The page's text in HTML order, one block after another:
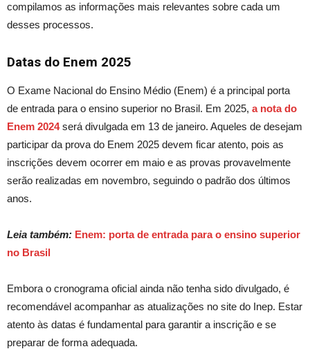
compilamos as informações mais relevantes sobre cada um
desses processos.
Datas do Enem 2025
O Exame Nacional do Ensino Médio (Enem) é a principal porta
de entrada para o ensino superior no Brasil. Em 2025, a nota do
Enem 2024será divulgada em 13 de janeiro. Aqueles de desejam
participar da prova do Enem 2025 devem ficar atento, pois as
inscrições devem ocorrer em maio e as provas provavelmente
serão realizadas em novembro, seguindo o padrão dos últimos
anos.
Leia também: Enem: porta de entrada para o ensino superior
no Brasil
Embora o cronograma oficial ainda não tenha sido divulgado, é
recomendável acompanhar as atualizações no site do Inep. Estar
atento às datas é fundamental para garantir a inscrição e se
preparar de forma adequada.